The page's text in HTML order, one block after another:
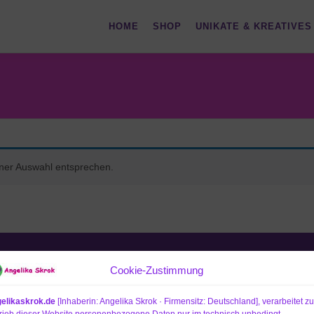
Cookie-Zustimmung
[Inhaberin: Angelika Skrok · Firmensitz: Deutschland], verarbeitet
HOME SHOP UNIKATE & KREATIVES
Auswahl entsprechen.